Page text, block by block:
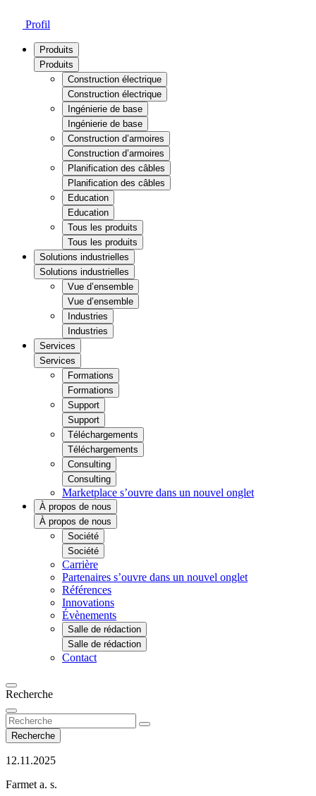
Profil
Produits
Produits
Construction électrique
Construction électrique
Ingénierie de base
Ingénierie de base
Construction d’armoires
Construction d’armoires
Planification des câbles
Planification des câbles
Education
Education
Tous les produits
Tous les produits
Solutions industrielles
Solutions industrielles
Vue d’ensemble
Vue d’ensemble
Industries
Industries
Services
Services
Formations
Formations
Support
Support
Téléchargements
Téléchargements
Consulting
Consulting
Marketplace s’ouvre dans un nouvel onglet
À propos de nous
À propos de nous
Société
Société
Carrière
Partenaires s’ouvre dans un nouvel onglet
Références
Innovations
Évènements
Salle de rédaction
Salle de rédaction
Contact
Recherche
Recherche
12.11.2025
Farmet a. s.